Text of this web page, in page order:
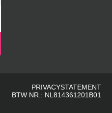
PRIVACYSTATEMENT
BTW NR.: NL814361201B01